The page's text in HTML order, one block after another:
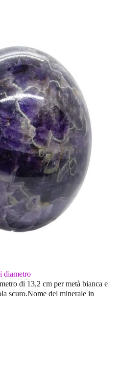
diametro
di 13,2 cm per metà bianca e
scuro.Nome del minerale in